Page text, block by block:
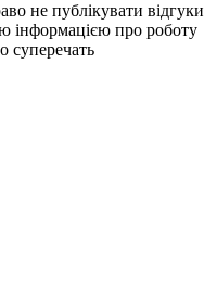
не публікувати відгуки
інформацією про роботу
суперечать